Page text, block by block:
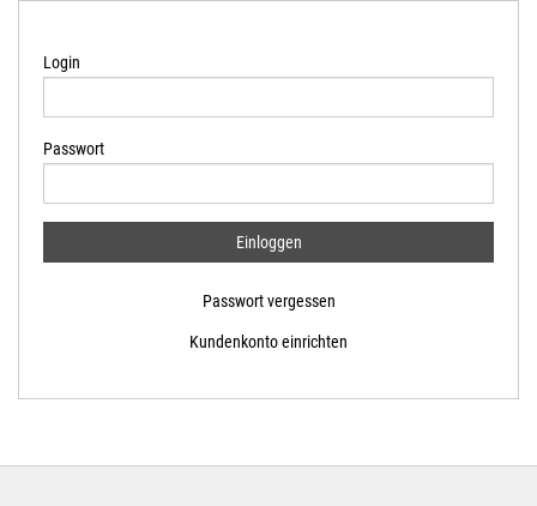
Login
Passwort
Passwort vergessen
Kundenkonto einrichten